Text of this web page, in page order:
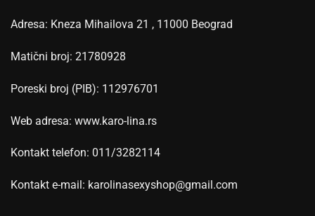
Adresa: Kneza Mihailova 21 , 11000 Beograd
Matični broj: 21780928
Poreski broj (PIB): 112976701
Web adresa: www.karo-lina.rs
Kontakt telefon: 011/3282114
Kontakt e-mail: karolinasexyshop@gmail.com